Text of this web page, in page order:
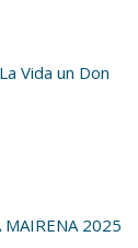
Vida un Don
MAIRENA 2025